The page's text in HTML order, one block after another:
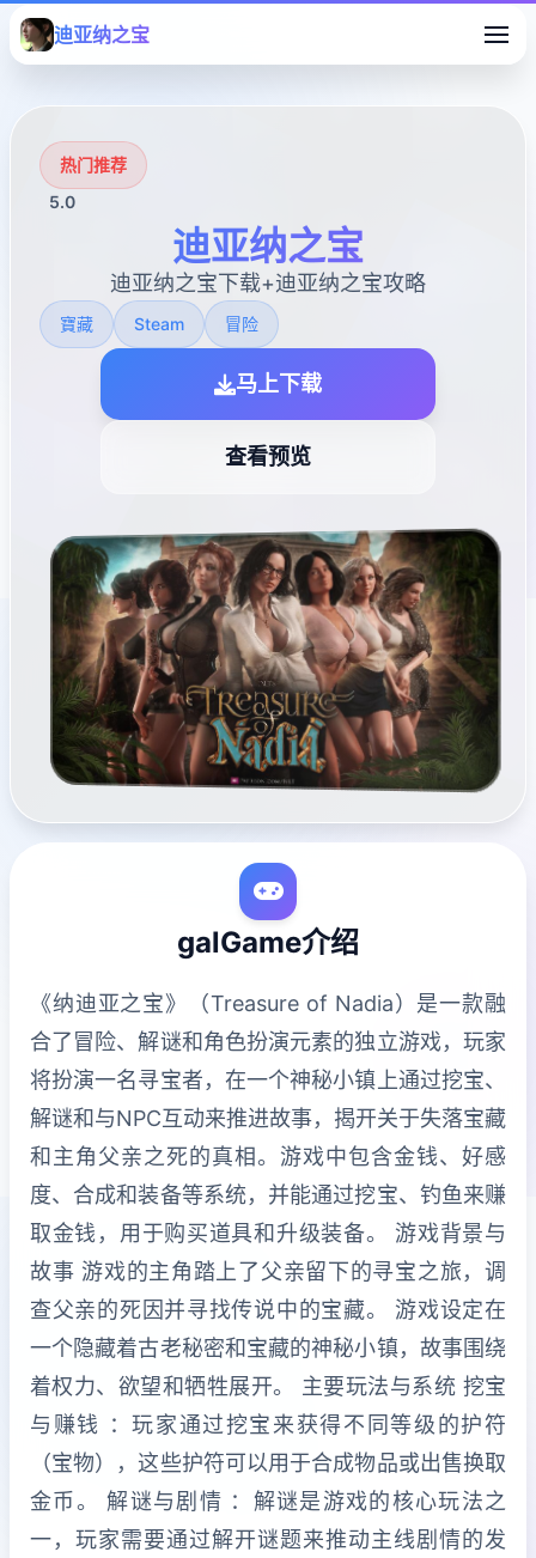
迪亚纳之宝
热门推荐
5.0
迪亚纳之宝
迪亚纳之宝下载+迪亚纳之宝攻略
寶藏 Steam 冒险
马上下载
查看预览
galGame介绍
《纳迪亚之宝》（Treasure of Nadia）是一款融
合了冒险、解谜和角色扮演元素的独立游戏，玩家
将扮演一名寻宝者，在一个神秘小镇上通过挖宝、
解谜和与NPC互动来推进故事，揭开关于失落宝藏
和主角父亲之死的真相。游戏中包含金钱、好感
度、合成和装备等系统，并能通过挖宝、钓鱼来赚
取金钱，用于购买道具和升级装备。 游戏背景与
故事 游戏的主角踏上了父亲留下的寻宝之旅，调
查父亲的死因并寻找传说中的宝藏。 游戏设定在
一个隐藏着古老秘密和宝藏的神秘小镇，故事围绕
着权力、欲望和牺牲展开。 主要玩法与系统 挖宝
与赚钱 ：玩家通过挖宝来获得不同等级的护符
（宝物），这些护符可以用于合成物品或出售换取
金币。 解谜与剧情 ：解谜是游戏的核心玩法之
一，玩家需要通过解开谜题来推动主线剧情的发